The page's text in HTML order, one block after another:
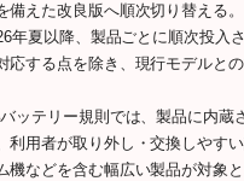
備えた改良版へ順次切り替える。
年夏以降、製品ごとに順次投入
応する点を除き、現行モデルと
ッテリー規則では、製品に内蔵
利用者が取り外し・交換しやすい
機などを含む幅広い製品が対象